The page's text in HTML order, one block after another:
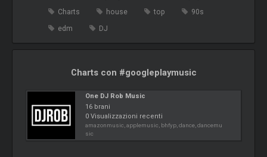
Charts
house top
90s
edm
DJ
Charts con #googleplaymusic
One DJ Rob Music
16 brani
0 Visualizzazioni recenti
amazonmusic, applemusic, bhfyp, dance, dancemu
sic